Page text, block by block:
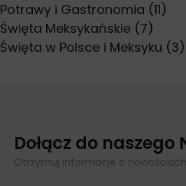
Potrawy i Gastronomia (11)
Święta Meksykańskie (7)
Święta w Polsce i Meksyku (3)
Dołącz do naszego
Otrzymuj informacje o